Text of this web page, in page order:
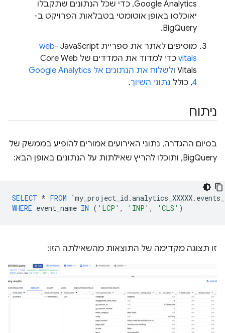
Google Analytics, כדי שכל הנתונים שתקבלו
יאוכלסו באופן אוטומטי בטבלאות הפרויקט ב-
BigQuery.
מוסיפים לאתר את ספריית JavaScript‏
web-
vitals
כדי למדוד את המדדים של Core Web
Vitals ו
לשלוח את הנתונים אל Google Analytics
4, כולל נתוני השיוך.
ניתוח
בסיום ההגדרה, נתוני האירועים אמורים להופיע בממשק של
BigQuery, ותוכלו להריץ שאילתות על הנתונים באופן הבא:
SELECT * FROM `my_project_id .analytics_XXXXX. events_
WHERE event_name IN ( 'LCP' , 'INP' , 'CLS' )
זו תצוגה מקדימה של התוצאות מהשאילתה הזו: